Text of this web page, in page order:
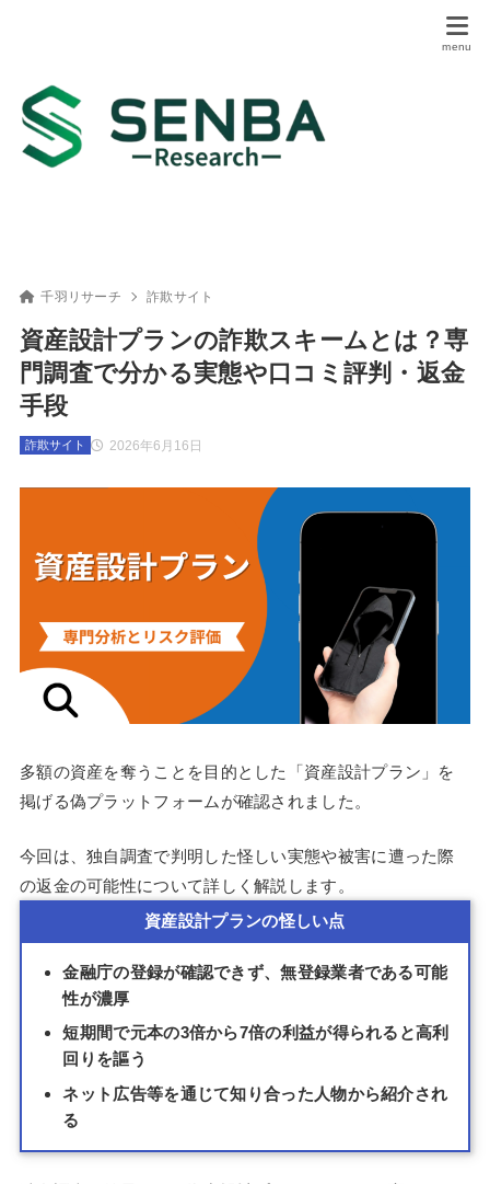
千羽リサーチ 詐欺サイト
資産設計プランの詐欺スキームとは？専
門調査で分かる実態や口コミ評判・返金
手段
2026年6月16日
詐欺サイト
多額の資産を奪うことを目的とした「資産設計プラン」を
掲げる偽プラットフォームが確認されました。
今回は、独自調査で判明した怪しい実態や被害に遭った際
の返金の可能性について詳しく解説します。
資産設計プランの怪しい点
金融庁の登録が確認できず、無登録業者である可能
性が濃厚
短期間で元本の3倍から7倍の利益が得られると高利
回りを謳う
ネット広告等を通じて知り合った人物から紹介され
る